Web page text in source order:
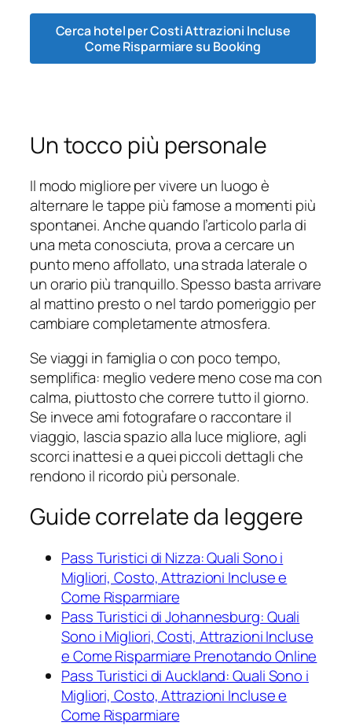
Cerca hotel per Costi Attrazioni Incluse
Come Risparmiare su Booking
Un tocco più personale
Il modo migliore per vivere un luogo è
alternare le tappe più famose a momenti più
spontanei. Anche quando l’articolo parla di
una meta conosciuta, prova a cercare un
punto meno affollato, una strada laterale o
un orario più tranquillo. Spesso basta arrivare
al mattino presto o nel tardo pomeriggio per
cambiare completamente atmosfera.
Se viaggi in famiglia o con poco tempo,
semplifica: meglio vedere meno cose ma con
calma, piuttosto che correre tutto il giorno.
Se invece ami fotografare o raccontare il
viaggio, lascia spazio alla luce migliore, agli
scorci inattesi e a quei piccoli dettagli che
rendono il ricordo più personale.
Guide correlate da leggere
Pass Turistici di Nizza: Quali Sono i
Migliori, Costo, Attrazioni Incluse e
Come Risparmiare
Pass Turistici di Johannesburg: Quali
Sono i Migliori, Costi, Attrazioni Incluse
e Come Risparmiare Prenotando Online
Pass Turistici di Auckland: Quali Sono i
Migliori, Costo, Attrazioni Incluse e
Come Risparmiare